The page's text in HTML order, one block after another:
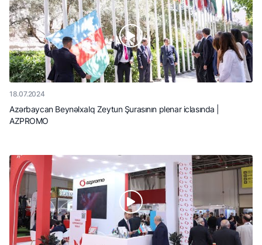
18.07.2024
Azərbaycan Beynəlxalq Zeytun Şurasının plenar iclasında |
AZPROMO